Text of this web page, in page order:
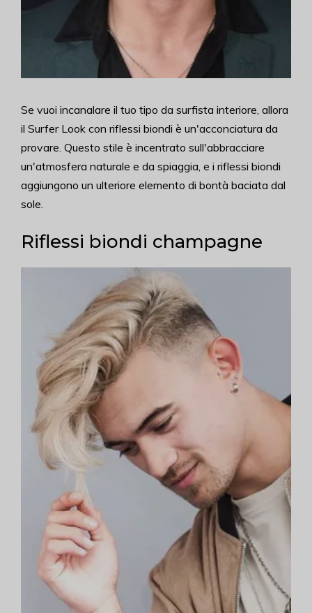
Se vuoi incanalare il tuo tipo da surfista interiore, allora
il Surfer Look con riflessi biondi è un'acconciatura da
provare. Questo stile è incentrato sull'abbracciare
un'atmosfera naturale e da spiaggia, e i riflessi biondi
aggiungono un ulteriore elemento di bontà baciata dal
sole.
Riflessi biondi champagne